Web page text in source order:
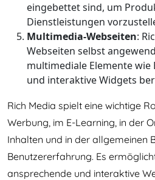
eingebettet sind, um
Dienstleistungen
Multimedia-Webseiten:
Webseiten selbst
multimediale Elemente wie
und interaktive Widgets
Rich Media spielt eine wichtige
Werbung, im E-Learning, in der
Inhalten und in der allgemeinen
Benutzererfahrung. Es
ansprechende und interaktive